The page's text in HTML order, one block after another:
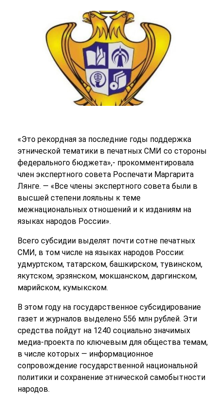
«Это рекордная за последние годы поддержка
этнической тематики в печатных СМИ со стороны
федерального бюджета»,- прокомментировала
член экспертного совета Роспечати Маргарита
Лянге. — «Все члены экспертного совета были в
высшей степени лояльны к теме
межнациональных отношений и к изданиям на
языках народов России».
Всего субсидии выделят почти сотне печатных
СМИ, в том числе на языках народов России:
удмуртском, татарском, башкирском, тувинском,
якутском, эрзянском, мокшанском, даргинском,
марийском, кумыкском.
В этом году на государственное субсидирование
газет и журналов выделено 556 млн рублей. Эти
средства пойдут на 1240 социально значимых
медиа-проекта по ключевым для общества темам,
в числе которых — информационное
сопровождение государственной национальной
политики и сохранение этнической самобытности
народов.